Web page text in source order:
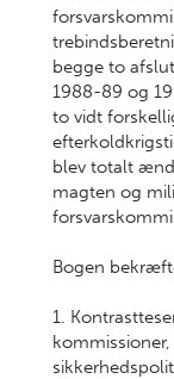
begge to
1988-89 og
to vidt
blev totalt
magten og
Bogen
1.